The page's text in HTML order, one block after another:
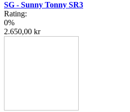
SG - Sunny Tonny SR3
Rating:
0%
2.650,00 kr